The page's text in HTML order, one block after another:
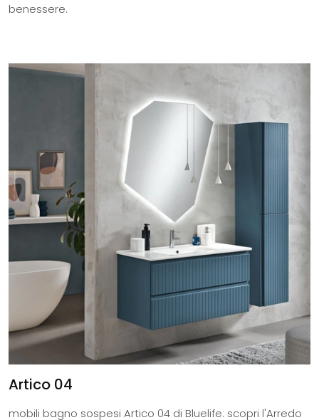
benessere.
Artico 04
mobili bagno sospesi Artico 04 di Bluelife: scopri l'Arredo